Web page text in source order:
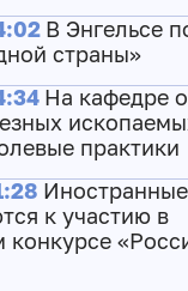
В Энгельсе
страны»
На кафедре
практики
к участию в
конкурсе